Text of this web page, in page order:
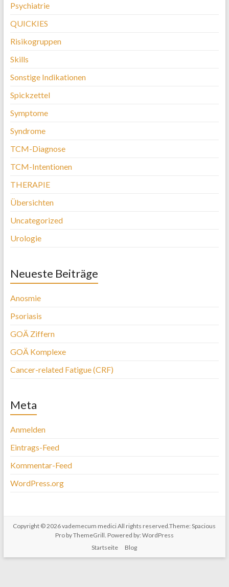
Psychiatrie
QUICKIES
Risikogruppen
Skills
Sonstige Indikationen
Spickzettel
Symptome
Syndrome
TCM-Diagnose
TCM-Intentionen
THERAPIE
Übersichten
Uncategorized
Urologie
Neueste Beiträge
Anosmie
Psoriasis
GOÄ Ziffern
GOÄ Komplexe
Cancer-related Fatigue (CRF)
Meta
Anmelden
Eintrags-Feed
Kommentar-Feed
WordPress.org
Copyright © 2026vademecum mediciAll rights reserved.Theme:Spacious
Proby ThemeGrill. Powered by: WordPress
Startseite
Blog